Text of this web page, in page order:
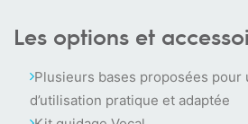
Les options et
Plusieurs bases proposées pour
d’utilisation pratique et adaptée